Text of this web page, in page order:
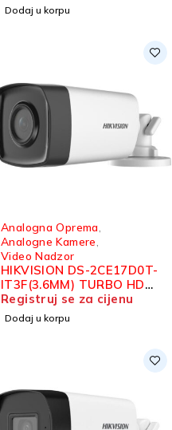
Dodaj u korpu
Analogna Oprema
Analogne Kamere
Video Nadzor
HIKVISION DS-2CE17D0T-
IT3F(3.6MM) TURBO HD
BULLET KAMERA 2MP
Registruj se za cijenu
Dodaj u korpu